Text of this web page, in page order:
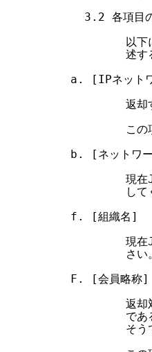
3.2 各項目
以下
述す
a. [IPネット
返却
この
b. [ネット
現在
して
f. [組織名
現在
        さい。
F. [会員略称]
返却
であ
そう